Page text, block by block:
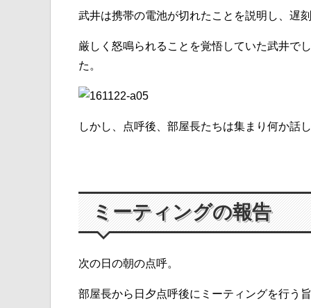
武井は携帯の電池が切れたことを説明し、遅
厳しく怒鳴られることを覚悟していた武井で
た。
しかし、点呼後、部屋長たちは集まり何か話
ミーティングの報告
次の日の朝の点呼。
部屋長から日夕点呼後にミーティングを行う